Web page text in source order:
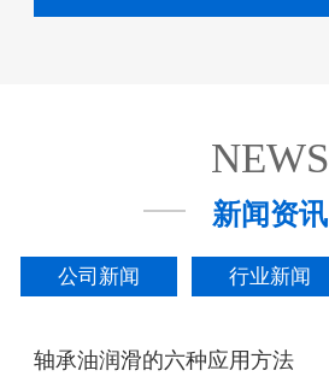
NEWS
新闻资讯
公司新闻 行业新闻
轴承油润滑的六种应用方法